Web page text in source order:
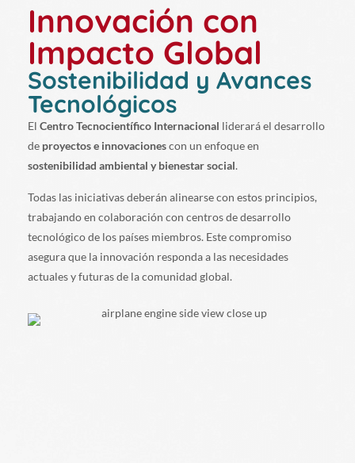
Innovación con
Impacto Global
Sostenibilidad y Avances
Tecnológicos
El Centro Tecnocientífico Internacional liderará el desarrollo
de proyectos e innovacionescon un enfoque en
sostenibilidad ambiental y bienestar social.
Todas las iniciativas deberán alinearse con estos principios,
trabajando en colaboración con centros de desarrollo
tecnológico de los países miembros. Este compromiso
asegura que la innovación responda a las necesidades
actuales y futuras de la comunidad global.